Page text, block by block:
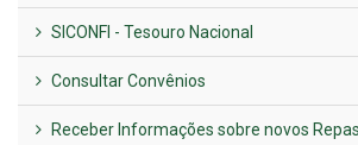
SICONFI - Tesouro Nacional
Consultar Convênios
Receber Informações sobre novos